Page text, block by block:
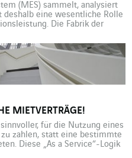
(MES) sammelt, analysiert
eine wesentliche Rolle
Die Fabrik der
auf ein Tool an: das MES
Dieses erfasst in Echtzeit alle
um […]
MIETVERTRÄGE!
für die Nutzung eines
zahlen, statt eine bestimmte
Diese „As a Service“-Logik